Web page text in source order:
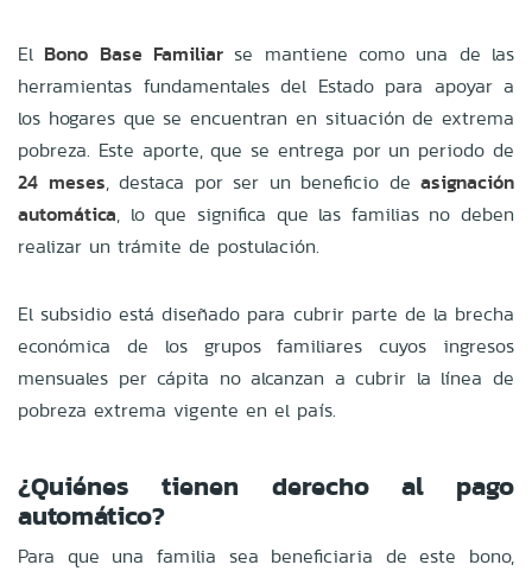
El Bono Base Familiar se mantiene como una de las
herramientas fundamentales del Estado para apoyar a
los hogares que se encuentran en situación de extrema
pobreza. Este aporte, que se entrega por un periodo de
24 meses, destaca por ser un beneficio de asignación
automática, lo que significa que las familias no deben
realizar un trámite de postulación.
El subsidio está diseñado para cubrir parte de la brecha
económica de los grupos familiares cuyos ingresos
mensuales per cápita no alcanzan a cubrir la línea de
pobreza extrema vigente en el país.
¿Quiénes tienen derecho al pago
automático?
Para que una familia sea beneficiaria de este bono,